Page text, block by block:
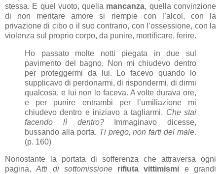
stessa. E quel vuoto, quella mancanza, quella convinzione
di non meritare amore si riempie con l’alcol, con la
privazione di cibo o il suo contrario, con l’ossessione, con la
violenza sul proprio corpo, da punire, mortificare, ferire.
Ho passato molte notti piegata in due sul
pavimento del bagno. Non mi chiudevo dentro
per proteggermi da lui. Lo facevo quando lo
supplicavo di perdonarmi, di rispondermi, di dirmi
qualcosa, e lui non lo faceva. A volte durava ore,
e per punire entrambi per l’umiliazione mi
chiudevo dentro e iniziavo a tagliarmi. Che stai
facendo lì dentro?Immaginavo dicesse,
bussando alla porta. Ti prego, non farti del male.
(p. 160)
Nonostante la portata di sofferenza che attraversa ogni
pagina,Atti di sottomissione rifiuta vittimismi e grandi